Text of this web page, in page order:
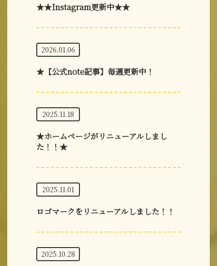
★★Instagram更新中★★
2026.01.06
★【公式note記事】毎週更新中！
2025.11.18
★ホームページがリニューアルしまし
た！！★
2025.11.01
ロゴマークをリニューアルしました！！
2025.10.28